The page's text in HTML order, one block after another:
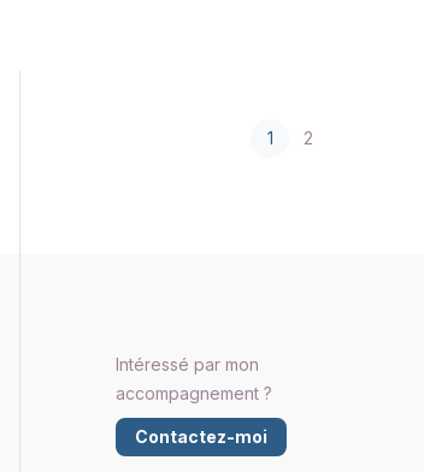
1 2
Intéressé par mon
accompagnement ?
Contactez-moi